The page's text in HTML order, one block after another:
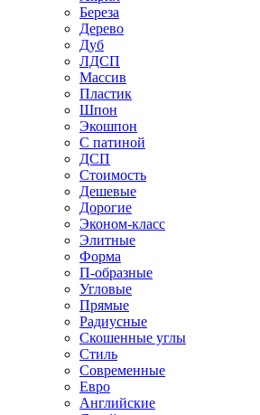
Береза
Дерево
Дуб
ЛДСП
Массив
Пластик
Шпон
Экошпон
С патиной
ДСП
Стоимость
Дешевые
Дорогие
Эконом-класс
Элитные
Форма
П-образные
Угловые
Прямые
Радиусные
Скошенные углы
Стиль
Современные
Евро
Английские